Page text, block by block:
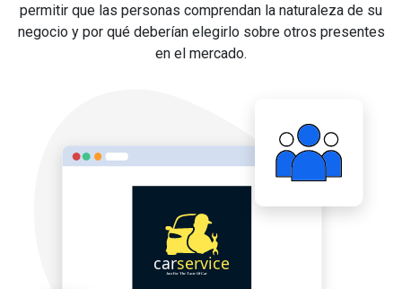
permitir que las personas comprendan la naturaleza de su
negocio y por qué deberían elegirlo sobre otros presentes
en el mercado.